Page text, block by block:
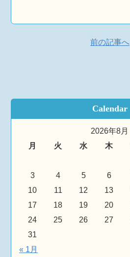
前の記事へ
Calendar
2026年8月
月
火 水 木
3
4 5 6
10
11 12 13
17
18 19 20
24
25 26 27
31
« 1月